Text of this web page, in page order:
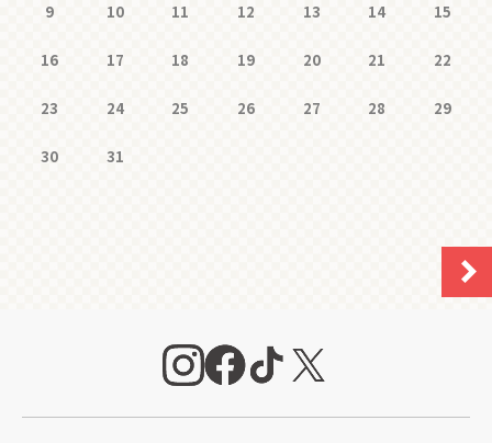
9 10 11 12 13 14 15
16 17 18 19 20 21 22
23 24 25 26 27 28 29
30 31